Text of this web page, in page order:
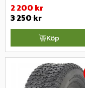
miljöer.
2 200 kr
3 250kr
Köp